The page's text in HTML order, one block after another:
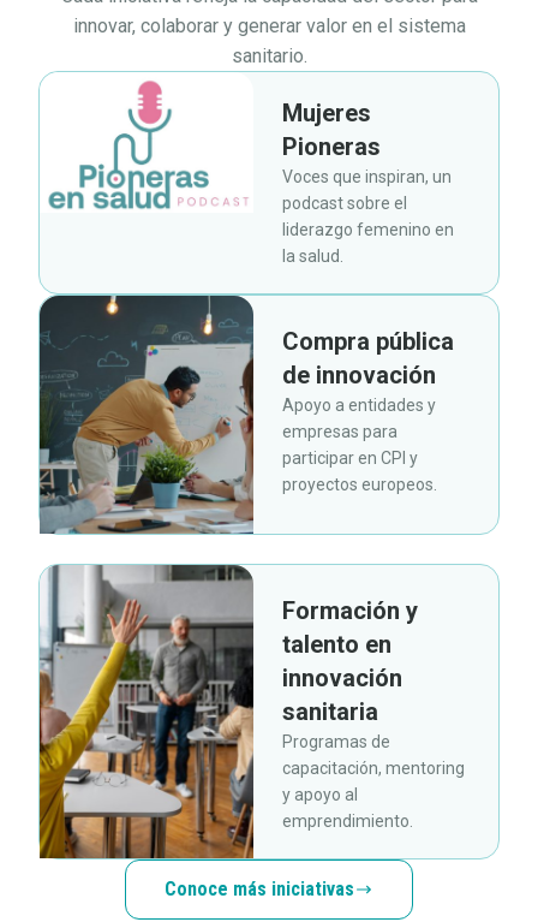
innovar, colaborar y generar valor en el sistema
sanitario.
Mujeres
Pioneras
Voces que inspiran, un
podcast sobre el
liderazgo femenino en
la salud.
Compra pública
de innovación
Apoyo a entidades y
empresas para
participar en CPI y
proyectos europeos.
Formación y
talento en
innovación
sanitaria
Programas de
capacitación, mentoring
y apoyo al
emprendimiento.
Conoce más iniciativas